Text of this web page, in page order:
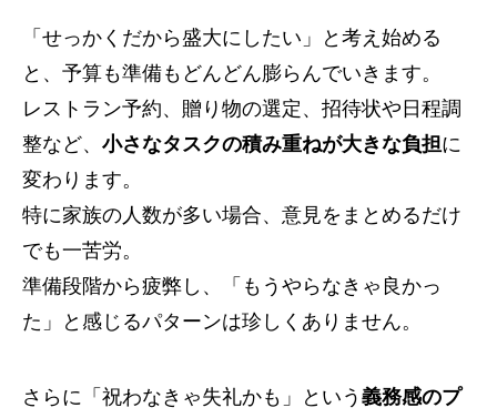
「せっかくだから盛大にしたい」と考え始める
と、予算も準備もどんどん膨らんでいきます。
レストラン予約、贈り物の選定、招待状や日程調
整など、 小さなタスクの積み重ねが大きな負担に
変わります。
特に家族の人数が多い場合、意見をまとめるだけ
でも一苦労。
準備段階から疲弊し、「もうやらなきゃ良かっ
た」と感じるパターンは珍しくありません。
さらに「祝わなきゃ失礼かも」という 義務感のプ